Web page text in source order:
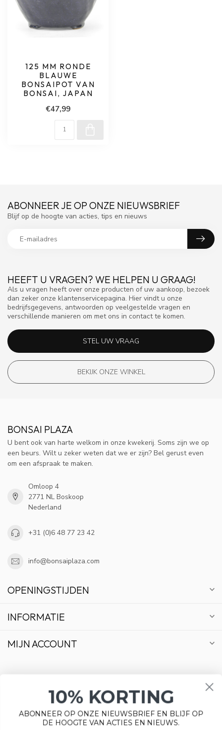
125 MM RONDE
BLAUWE
BONSAIPOT VAN
BONSAI, JAPAN
€47,99
HEEFT U VRAGEN? WE HELPEN U GRAAG!
Als u vragen heeft over onze producten of uw aankoop, bezoek
dan zeker onze klantenservicepagina. Hier vindt u onze
bedrijfsgegevens, antwoorden op veelgestelde vragen en
verschillende manieren om met ons in contact te komen.
STEL UW VRAAG
BEKIJK ONZE WINKEL
ABONNEER JE OP ONZE NIEUWSBRIEF
Blijf op de hoogte van acties, tips en nieuws
BONSAI PLAZA
U bent ook van harte welkom in onze kwekerij. Soms zijn we op
een beurs. Wilt u zeker weten dat we er zijn? Bel gerust even
om een afspraak te maken.
Omloop 4
2771 NL Boskoop
Nederland
+31 (0)6 48 77 23 42
info@bonsaiplaza.com
OPENINGSTIJDEN
INFORMATIE
MIJN ACCOUNT
10% KORTING
ABONNEER OP ONZE NIEUWSBRIEF EN BLIJF OP
DE HOOGTE VAN ACTIES EN NIEUWS.